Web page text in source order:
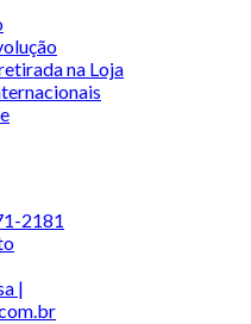
na Loja
2181
|